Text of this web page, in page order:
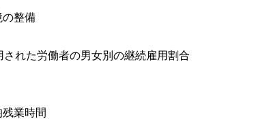
整備
れた労働者の男女別の継続雇用割合
業時間